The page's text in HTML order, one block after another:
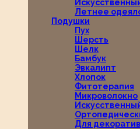
Летнее
Подушки
Пух
Шерсть
Шелк
Бамбук
Эвкалипт
Хлопок
Фитотерапия
Микроволокно
Для